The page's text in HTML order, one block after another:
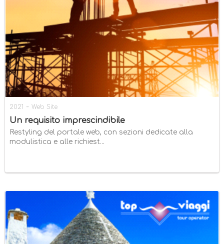
2021 - Web Site
Un requisito imprescindibile
Restyling del portale web, con sezioni dedicate alla
modulistica e alle richiest...